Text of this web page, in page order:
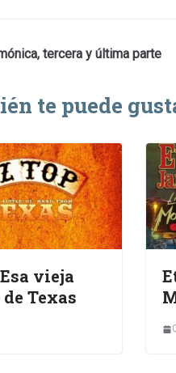
tercera y última parte
te puede
vieja
Texas